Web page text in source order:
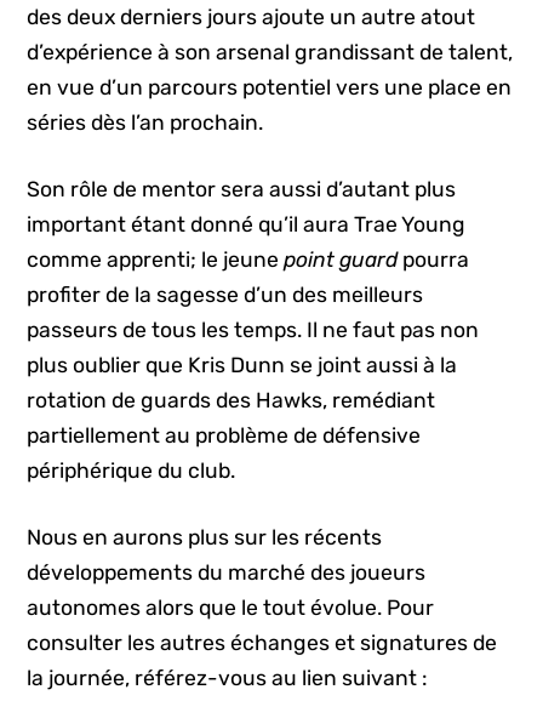
des deux derniers jours ajoute un autre atout
d’expérience à son arsenal grandissant de talent,
en vue d’un parcours potentiel vers une place en
séries dès l’an prochain.
Son rôle de mentor sera aussi d’autant plus
important étant donné qu’il aura Trae Young
comme apprenti; le jeunepoint guardpourra
profiter de la sagesse d’un des meilleurs
passeurs de tous les temps. Il ne faut pas non
plus oublier que Kris Dunn se joint aussi à la
rotation de guards des Hawks, remédiant
partiellement au problème de défensive
périphérique du club.
Nous en aurons plus sur les récents
développements du marché des joueurs
autonomes alors que le tout évolue. Pour
consulter les autres échanges et signatures de
la journée, référez-vous au lien suivant :